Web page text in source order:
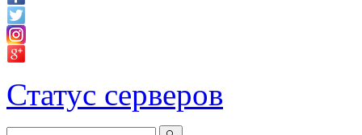
Статус серверов